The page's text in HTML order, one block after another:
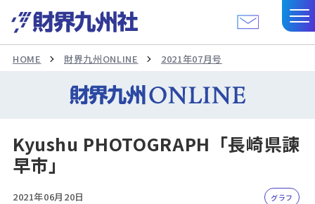
HOME 財界九州ONLINE 2021年07月号
Kyushu PHOTOGRAPH「長崎県諫
早市」
2021年06月20日 グラフ